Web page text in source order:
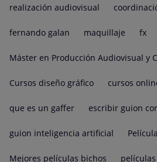
realización audiovisual
fernando galan maquillaje fx
Máster en Producción Audiovisual y
Cursos diseño gráfico cursos
que es un gaffer escribir guion
guion inteligencia artificial
Mejores películas bichos